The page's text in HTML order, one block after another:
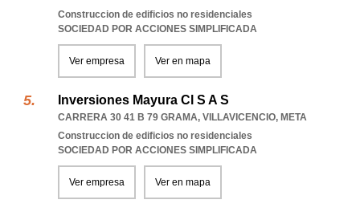
Construccion de edificios no residenciales
SOCIEDAD POR ACCIONES SIMPLIFICADA
Ver empresa Ver en mapa
Inversiones Mayura Cl S A S
CARRERA 30 41 B 79 GRAMA, VILLAVICENCIO, META
Construccion de edificios no residenciales
SOCIEDAD POR ACCIONES SIMPLIFICADA
Ver empresa Ver en mapa